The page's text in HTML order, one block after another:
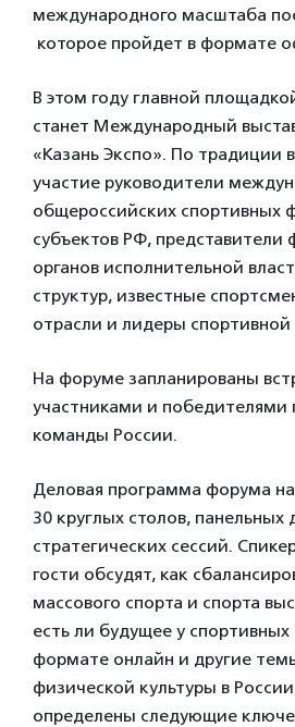
международного масштаба
которое пройдет в формате
В этом году главной
станет Международный
«Казань Экспо». По традиции
участие руководители
общероссийских спортивных
субъектов РФ, представители
органов исполнительной
структур, известные
отрасли и лидеры спортивной
На форуме запланированы
участниками и победителями
команды России.
Деловая программа форума
30 круглых столов, панельных
стратегических сессий.
гости обсудят, как
массового спорта и спорта
есть ли будущее у спортивных
формате онлайн и другие
физической культуры в
определены следующие